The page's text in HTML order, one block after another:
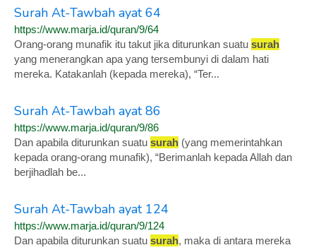
Surah At-Tawbah ayat 64
https://www.marja.id/quran/9/64
Orang-orang munafik itu takut jika diturunkan suatu surah
yang menerangkan apa yang tersembunyi di dalam hati
mereka. Katakanlah (kepada mereka), “Ter...
Surah At-Tawbah ayat 86
https://www.marja.id/quran/9/86
Dan apabila diturunkan suatu surah (yang memerintahkan
kepada orang-orang munafik), “Berimanlah kepada Allah dan
berjihadlah be...
Surah At-Tawbah ayat 124
https://www.marja.id/quran/9/124
Dan apabila diturunkan suatu surah, maka di antara mereka